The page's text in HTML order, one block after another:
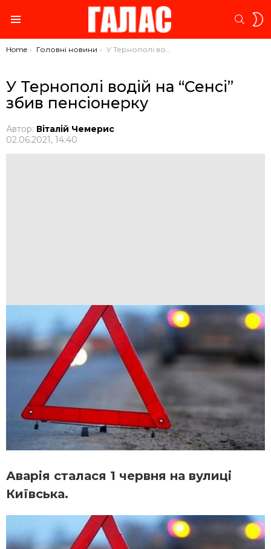
You are here:
Home Головні новини У Тернополі водій на “Сенсі” збив пенсіонерку
У Тернополі водій на “Сенсі”
збив пенсіонерку
Автор: Віталій Чемерис
02.06.2021, 14:40
Аварія сталася 1 червня на вулиці
Київська.